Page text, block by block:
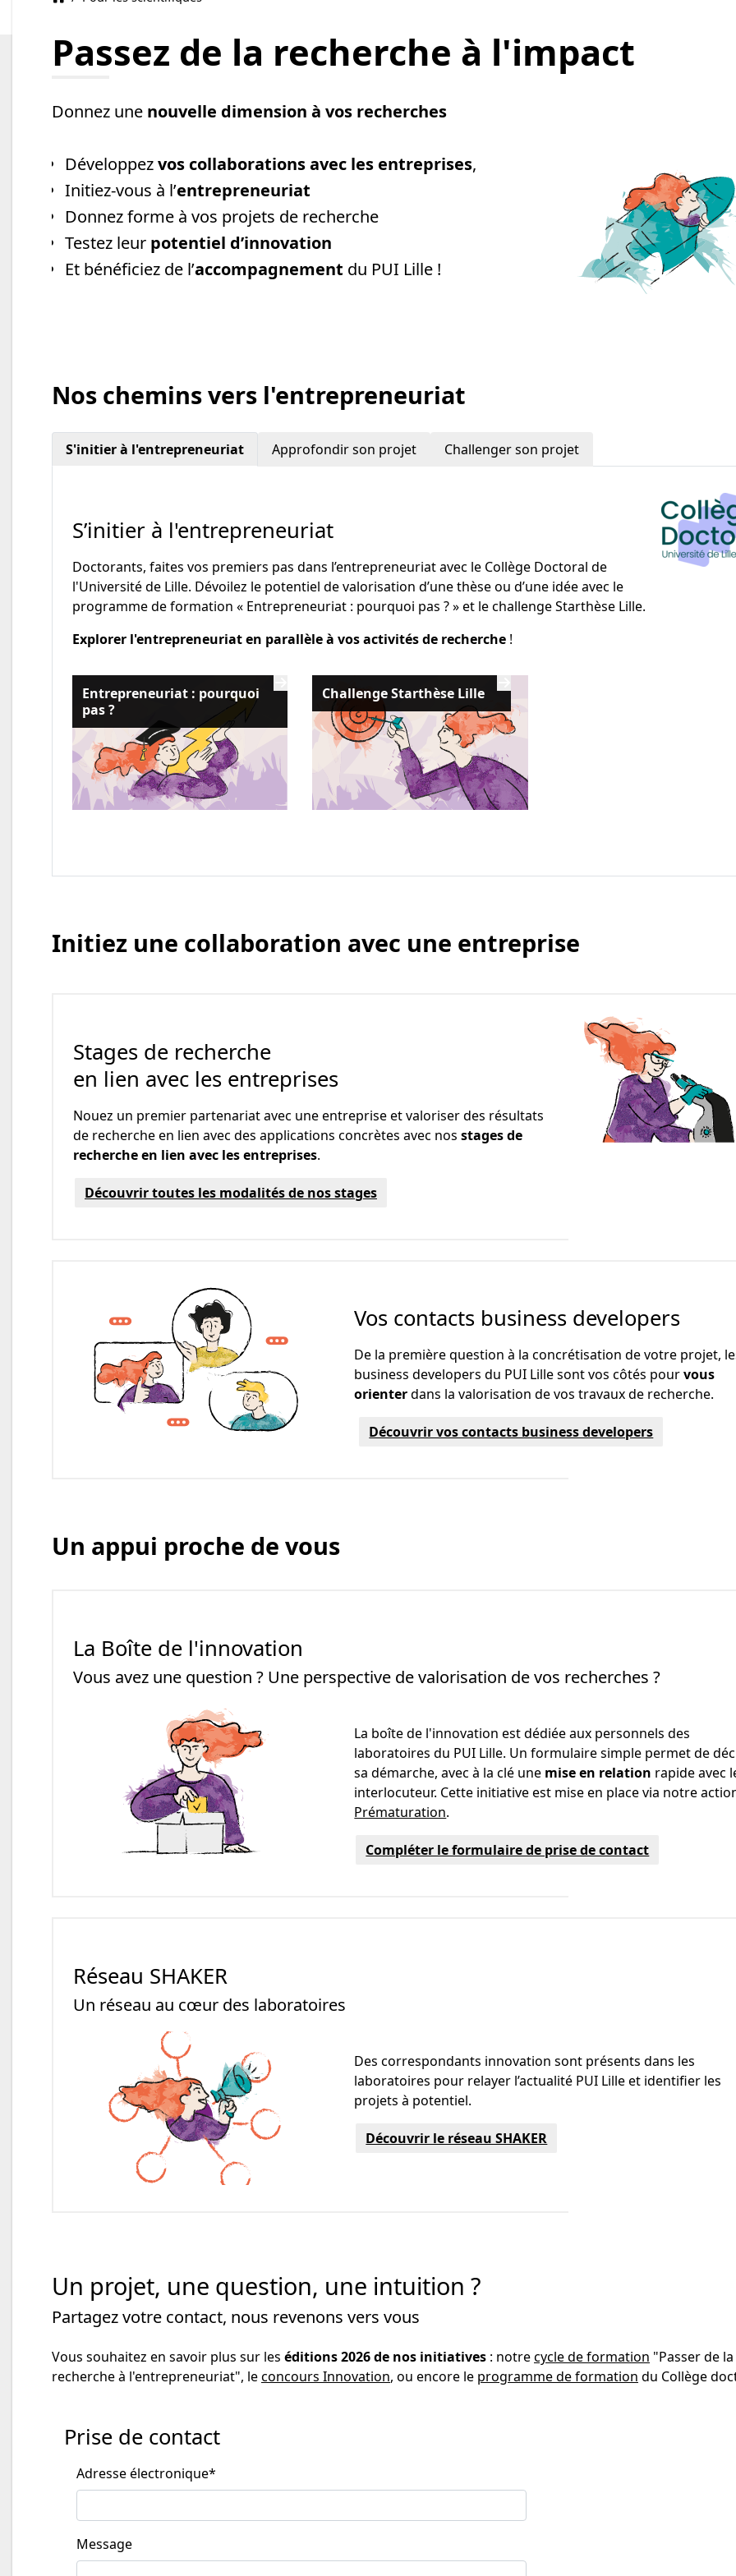
Passez de la recherche à l'impact
Donnez une nouvelle dimension à vos recherches
Développezvos collaborations avec les entreprises,
Initiez-vous à l’entrepreneuriat
Donnez forme à vos projets de recherche
Testez leur potentiel d’innovation
Et bénéficiez de l’accompagnement du PUI Lille !
Nos chemins vers l'entrepreneuriat
S'initier à l'entrepreneuriat Approfondir son projet Challenger son projet
S’initier à l'entrepreneuriat
Doctorants, faites vos premiers pas dans l’entrepreneuriat avec le Collège Doctoral de
l'Université de Lille. Dévoilez le potentiel de valorisation d’une thèse ou d’une idée avec le
programme de formation « Entrepreneuriat : pourquoi pas ? » et le challenge Starthèse Lille.
Explorer l'entrepreneuriat en parallèle à vos activités de recherche !
Entrepreneuriat : pourquoi
pas ?
Challenge Starthèse Lille
Initiez une collaboration avec une entreprise
Stages de recherche
en lien avec les entreprises
Nouez un premier partenariat avec une entreprise et valoriser des résultats
de recherche en lien avec des applications concrètes avec nos stages de
recherche en lien avec les entreprises.
Découvrir toutes les modalités de nos stages
Vos contacts business developers
De la première question à la concrétisation de votre projet,
business developers du PUI Lille sont vos côtés pourvous
orienterdans la valorisation de vos travaux de recherche.
Découvrir vos contacts business developers
Un appui proche de vous
La Boîte de l'innovation
Vous avez une question ? Une perspective de valorisation de vos recherches ?
La boîte de l'innovation est dédiée aux personnels des
laboratoires du PUI Lille. Un formulaire simple permet de
sa démarche, avec à la clé une mise en relation rapide avec
interlocuteur. Cette initiative est mise en place via notre
Prématuration.
Compléter le formulaire de prise de contact
Réseau SHAKER
Un réseau au cœur des laboratoires
Des correspondants innovation sont présents dans les
laboratoires pour relayer l’actualité PUI Lille et identifier les
projets à potentiel.
Découvrir le réseau SHAKER
Un projet, une question, une intuition ?
Partagez votre contact, nous revenons vers vous
Vous souhaitez en savoir plus sur les éditions 2026 de nos initiatives : notrecycle de formation "Passer de la
recherche à l'entrepreneuriat", leconcours Innovation, ou encore le programme de formation du Collège
Prise de contact
Adresse électronique*
Message